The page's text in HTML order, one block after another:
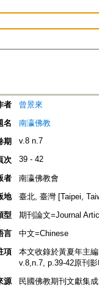
者
曾景來
名
南瀛佛教
期
v.8 n.7
次 39 - 42
者
南瀛佛教會
地
臺北, 臺灣 [Taipei,
型
期刊論文=Journal
言
中文=Chinese
項
本文收錄於黃夏年主
v.8,n.7, p.39-42原刊
源
民國佛教期刊文獻集